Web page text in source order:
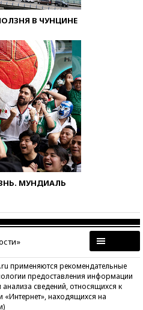
В ЧУНЦИНЕ
МУНДИАЛЬ
применяются рекомендательные
предоставления информации
сведений, относящихся к
«Интернет», находящихся на